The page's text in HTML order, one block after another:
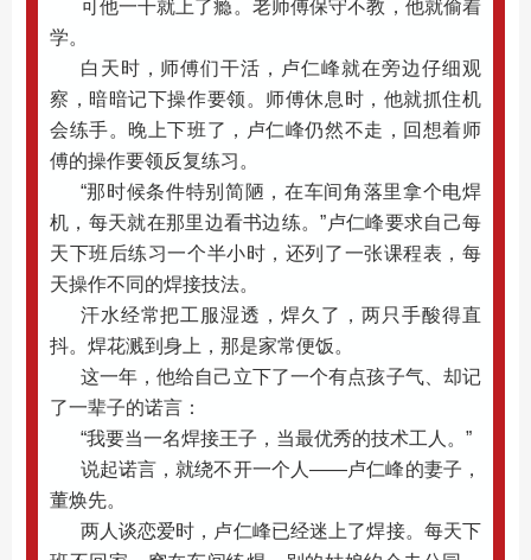
可他一干就上了瘾。老师傅保守不教，他就偷着
学。
白天时，师傅们干活，卢仁峰就在旁边仔细观
察，暗暗记下操作要领。师傅休息时，他就抓住机
会练手。晚上下班了，卢仁峰仍然不走，回想着师
傅的操作要领反复练习。
“那时候条件特别简陋，在车间角落里拿个电焊
机，每天就在那里边看书边练。”卢仁峰要求自己每
天下班后练习一个半小时，还列了一张课程表，每
天操作不同的焊接技法。
汗水经常把工服湿透，焊久了，两只手酸得直
抖。焊花溅到身上，那是家常便饭。
这一年，他给自己立下了一个有点孩子气、却记
了一辈子的诺言：
“我要当一名焊接王子，当最优秀的技术工人。”
说起诺言，就绕不开一个人——卢仁峰的妻子，
董焕先。
两人谈恋爱时，卢仁峰已经迷上了焊接。每天下